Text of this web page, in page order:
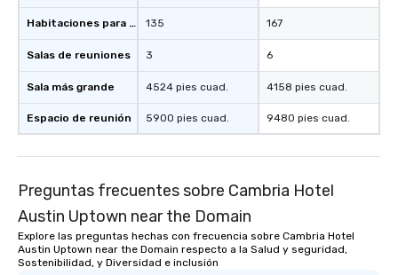
which can be an added bonus for all
those Instagram moments you share.
For added ease, we can even arrange
transportation pick-up and drop-off,
as well as an event photographer. And
experience, we can also arrange for
an evening helicopter ride over the
glittering lights of The Strip. A
Smacking Foodie Tours offers a way
to gather and dine that few have
experienced, and all are sure to
remember. Our one-of-a-kind tours
are special, from the first stop to the
Habitaciones para huéspedes
Salas de reuniones
Sala más grande
Espacio de reunión
135
3
4524 pies cuad.
5900 pies cuad.
167
6
4158 pies cuad.
9480 pies cuad.
Preguntas frecuentes sobre Cambria Hotel
Austin Uptown near the Domain
Explore las preguntas hechas con frecuencia sobre Cambria Hotel
Austin Uptown near the Domain respecto a la Salud y seguridad,
Sostenibilidad, y Diversidad e inclusión